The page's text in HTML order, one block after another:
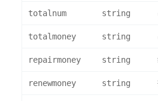
totalnum string
totalmoney string
repairmoney string
renewmoney string